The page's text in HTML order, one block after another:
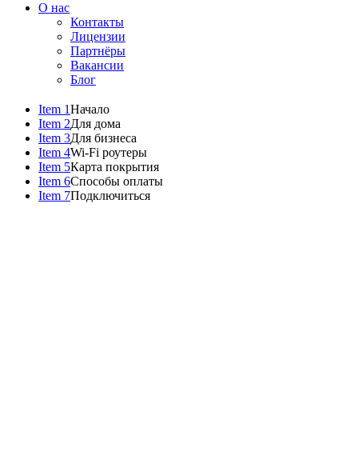
О нас
Контакты
Лицензии
Партнёры
Вакансии
Блог
Item 1Начало
Item 2Для дома
Item 3Для бизнеса
Item 4Wi-Fi роутеры
Item 5Карта покрытия
Item 6Способы оплаты
Item 7Подключиться